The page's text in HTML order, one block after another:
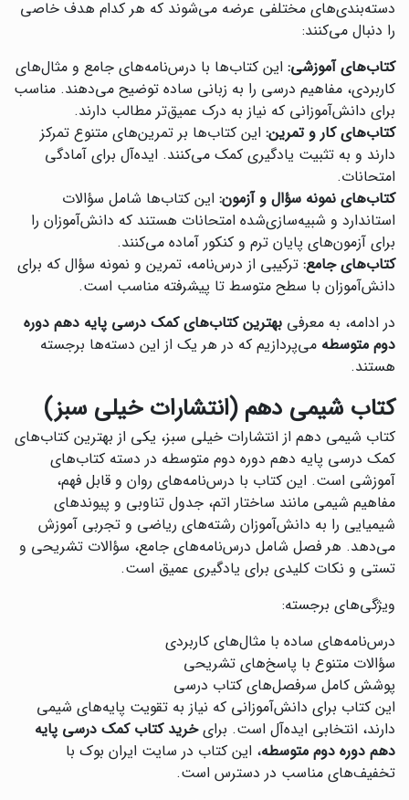
دسته‌بندی‌های مختلفی عرضه می‌شوند که هر کدام هدف خاصی
را دنبال می‌کنند:
کتاب‌های آموزشی: این کتاب‌ها با درس‌نامه‌های جامع و مثال‌های
کاربردی، مفاهیم درسی را به زبانی ساده توضیح می‌دهند. مناسب
برای دانش‌آموزانی که نیاز به درک عمیق‌تر مطالب دارند.
کتاب‌های کار و تمرین: این کتاب‌ها بر تمرین‌های متنوع تمرکز
دارند و به تثبیت یادگیری کمک می‌کنند. ایده‌آل برای آمادگی
امتحانات.
کتاب‌های نمونه سؤال و آزمون: این کتاب‌ها شامل سؤالات
استاندارد و شبیه‌سازی‌شده امتحانات هستند که دانش‌آموزان را
برای آزمون‌های پایان ترم و کنکور آماده می‌کنند.
کتاب‌های جامع: ترکیبی از درس‌نامه، تمرین و نمونه سؤال که برای
دانش‌آموزان با سطح متوسط تا پیشرفته مناسب است.
در ادامه، به معرفی بهترین کتاب‌های کمک درسی پایه دهم دوره
دوم متوسطه می‌پردازیم که در هر یک از این دسته‌ها برجسته
هستند.
کتاب شیمی دهم (انتشارات خیلی سبز)
کتاب شیمی دهم از انتشارات خیلی سبز، یکی از بهترین کتاب‌های
کمک درسی پایه دهم دوره دوم متوسطه در دسته کتاب‌های
آموزشی است. این کتاب با درس‌نامه‌های روان و قابل فهم،
مفاهیم شیمی مانند ساختار اتم، جدول تناوبی و پیوندهای
شیمیایی را به دانش‌آموزان رشته‌های ریاضی و تجربی آموزش
می‌دهد. هر فصل شامل درس‌نامه‌های جامع، سؤالات تشریحی و
تستی و نکات کلیدی برای یادگیری عمیق است.
ویژگی‌های برجسته:
درس‌نامه‌های ساده با مثال‌های کاربردی
سؤالات متنوع با پاسخ‌های تشریحی
پوشش کامل سرفصل‌های کتاب درسی
این کتاب برای دانش‌آموزانی که نیاز به تقویت پایه‌های شیمی
دارند، انتخابی ایده‌آل است. برایخرید کتاب کمک درسی پایه
دهم دوره دوم متوسطه، این کتاب در سایت ایران بوک با
تخفیف‌های مناسب در دسترس است.